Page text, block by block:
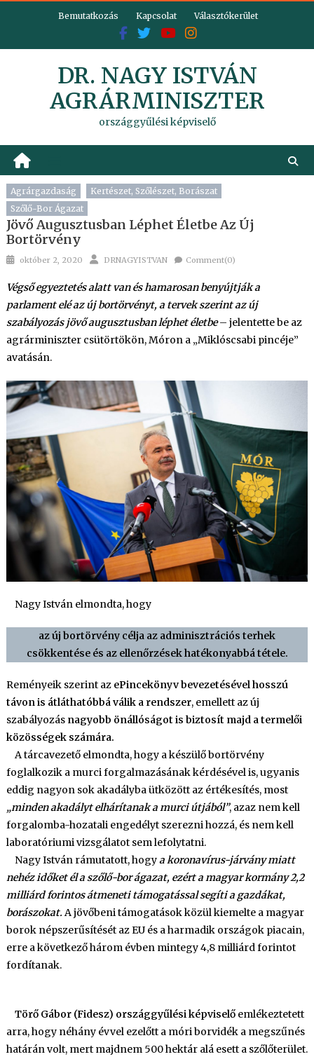
Bemutatkozás Kapcsolat Választókerület
DR. NAGY ISTVÁN
AGRÁRMINISZTER
országgyűlési képviselő
Agrárgazdaság
Kertészet, Szőlészet, Borászat
Szőlő-Bor Ágazat
Jövő Augusztusban Léphet Életbe Az Új
Bortörvény
Posted
október 2, 2020 Author
DRNAGYISTVAN Comment(0)
Végső egyeztetés alatt van és hamarosan benyújtják a
parlament elé az új bortörvényt, a tervek szerint az új
szabályozás jövő augusztusban léphet életbe– jelentette be az
agrárminiszter csütörtökön, Móron a „Miklóscsabi pincéje”
avatásán.
Nagy István elmondta, hogy
az új bortörvény célja az adminisztrációs terhek
csökkentése és az ellenőrzések hatékonyabbá tétele.
Reményeik szerint az ePincekönyv bevezetésével hosszú
távon is átláthatóbbá válik a rendszer, emellett az új
szabályozás nagyobb önállóságot is biztosít majd a termelői
közösségek számára.
A tárcavezető elmondta, hogy a készülő bortörvény
foglalkozik a murci forgalmazásának kérdésével is, ugyanis
eddig nagyon sok akadályba ütközött az értékesítés, most
„minden akadályt elhárítanak a murci útjából”, azaz nem kell
forgalomba-hozatali engedélyt szerezni hozzá, és nem kell
laboratóriumi vizsgálatot sem lefolytatni.
Nagy István rámutatott, hogya koronavírus-járvány miatt
nehéz időket él a szőlő-bor ágazat, ezért a magyar kormány 2,2
milliárd forintos átmeneti támogatással segíti a gazdákat,
borászokat. A jövőbeni támogatások közül kiemelte a magyar
borok népszerűsítését az EU és a harmadik országok piacain,
erre a következő három évben mintegy 4,8 milliárd forintot
fordítanak.
Törő Gábor (Fidesz) országgyűlési képviselőemlékeztetett
arra, hogy néhány évvel ezelőtt a móri borvidék a megszűnés
határán volt, mert majdnem 500 hektár alá esett a szőlőterület.